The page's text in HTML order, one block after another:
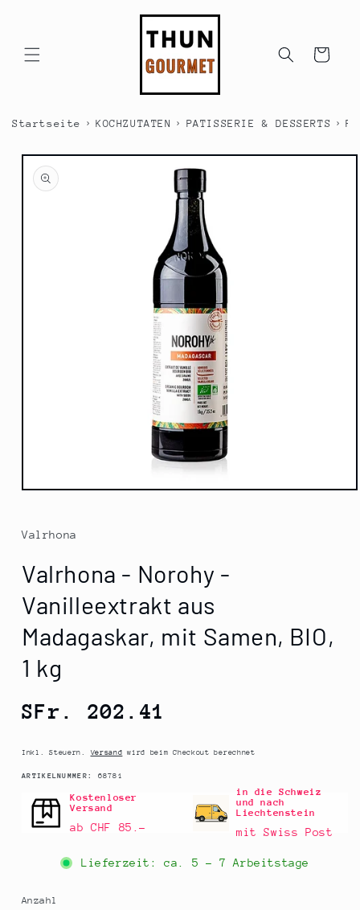
Warenkorb
Startseite › KOCHZUTATEN › PATISSERIE & DESSERTS ›
Medien
Modal
öffnen
Valrhona
Valrhona - Norohy -
Vanilleextrakt aus
Madagaskar, mit Samen, BIO,
1 kg
Normaler
SFr. 202.41
Inkl. Steuern.Versand wird beim Checkout berechnet
ARTIKELNUMMER: SKU:
68781
Kostenloser
Versand
ab CHF 85.–
in die Schweiz
und nach
Liechtenstein
mit Swiss Post
Lieferzeit: ca. 5 - 7 Arbeitstage
Anzahl
Anzahl